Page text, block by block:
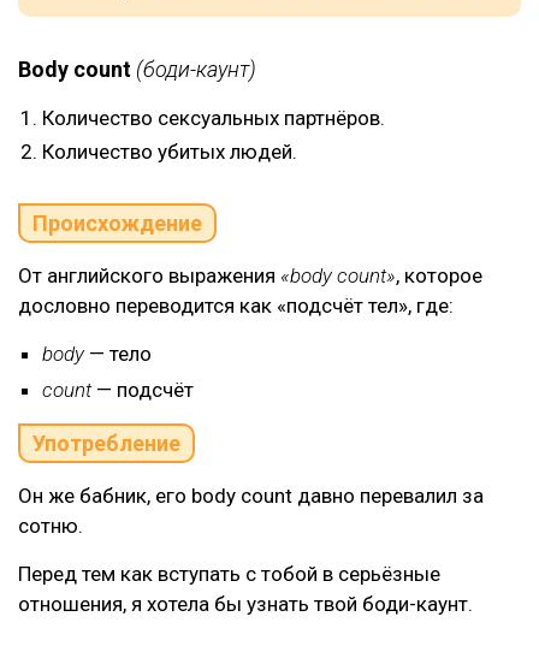
Body count (боди-каунт)
Количество сексуальных партнёров.
Количество убитых людей.
Происхождение
От английского выражения «body count», которое
дословно переводится как «подсчёт тел», где:
body — тело
count— подсчёт
Употребление
Он же бабник, его body count давно перевалил за
сотню.
Перед тем как вступать с тобой в серьёзные
отношения, я хотела бы узнать твой боди-каунт.